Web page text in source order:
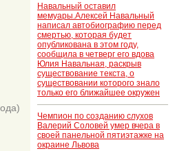
Навальный оставил
мемуары.Алексей Навальный
написал автобиографию перед
смертью, которая будет
опубликована в этом году,
сообщила в четверг его вдова
Юлия Навальная, раскрыв
существование текста, о
существовании которого знало
только его ближайшее окружен
Чемпион по созданию слухов
Валерий Соловей умер вчера в
своей панельной пятиэтажке на
окраине Львова